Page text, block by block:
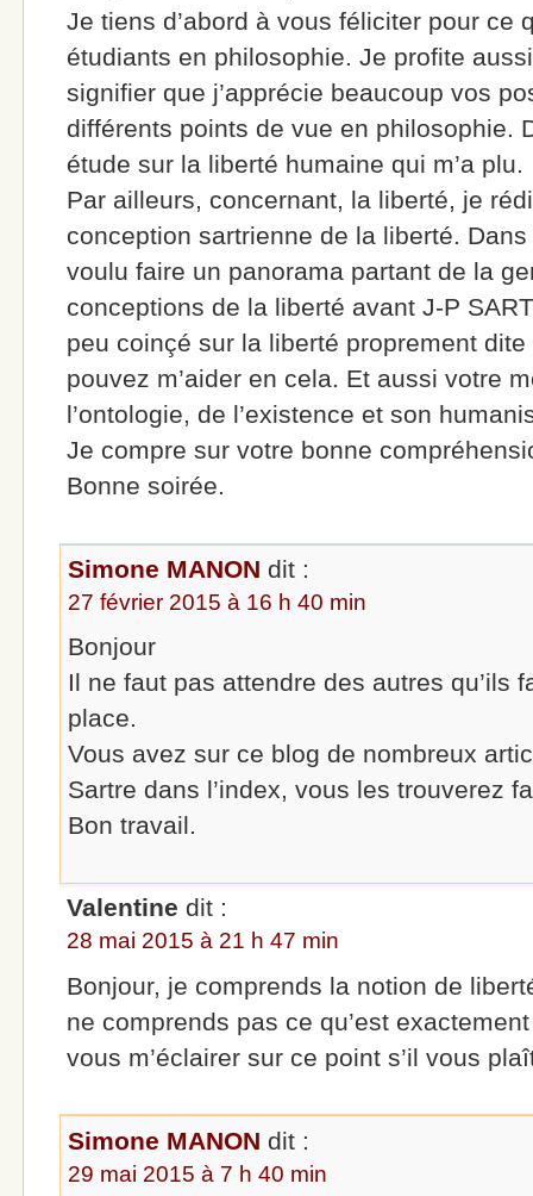
Je tiens d’abord à vous féliciter pour ce
étudiants en philosophie. Je profite
signifier que j’apprécie beaucoup vos
différents points de vue en philosophie.
étude sur la liberté humaine qui m’a plu.
Par ailleurs, concernant, la liberté, je
conception sartrienne de la liberté.
voulu faire un panorama partant de la
conceptions de la liberté avant J-P
peu coinçé sur la liberté proprement
pouvez m’aider en cela. Et aussi votre
l’ontologie, de l’existence et son
Je compre sur votre bonne
Bonne soirée.
Simone MANON dit :
27 février 2015 à 16 h 40 min
Bonjour
Il ne faut pas attendre des autres qu’ils
place.
Vous avez sur ce blog de nombreux
Sartre dans l’index, vous les trouverez
Bon travail.
Valentine dit :
28 mai 2015 à 21 h 47 min
Bonjour, je comprends la notion de
ne comprends pas ce qu’est
vous m’éclairer sur ce point s’il vous
Simone MANON dit :
29 mai 2015 à 7 h 40 min